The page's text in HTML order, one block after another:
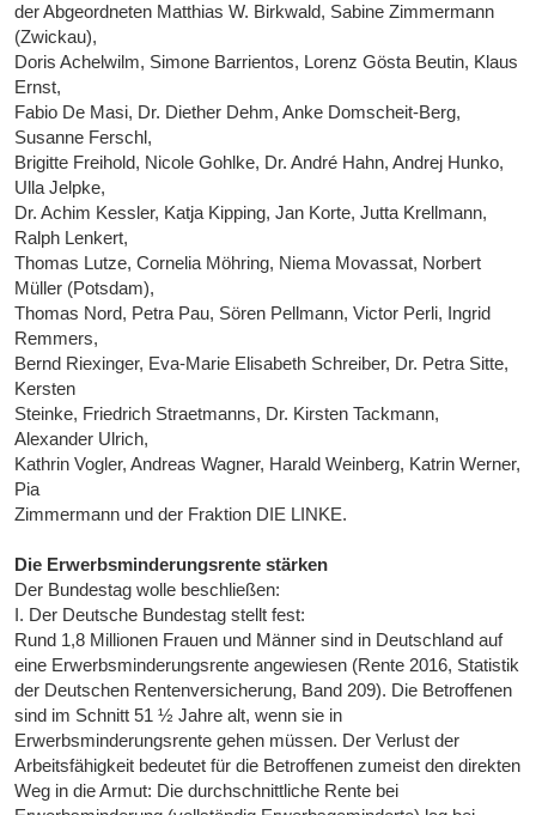
der Abgeordneten Matthias W. Birkwald, Sabine Zimmermann
(Zwickau),
Doris Achelwilm, Simone Barrientos, Lorenz Gösta Beutin, Klaus
Ernst,
Fabio De Masi, Dr. Diether Dehm, Anke Domscheit-Berg,
Susanne Ferschl,
Brigitte Freihold, Nicole Gohlke, Dr. André Hahn, Andrej Hunko,
Ulla Jelpke,
Dr. Achim Kessler, Katja Kipping, Jan Korte, Jutta Krellmann,
Ralph Lenkert,
Thomas Lutze, Cornelia Möhring, Niema Movassat, Norbert
Müller (Potsdam),
Thomas Nord, Petra Pau, Sören Pellmann, Victor Perli, Ingrid
Remmers,
Bernd Riexinger, Eva-Marie Elisabeth Schreiber, Dr. Petra Sitte,
Kersten
Steinke, Friedrich Straetmanns, Dr. Kirsten Tackmann,
Alexander Ulrich,
Kathrin Vogler, Andreas Wagner, Harald Weinberg, Katrin Werner,
Pia
Zimmermann und der Fraktion DIE LINKE.
Die Erwerbsminderungsrente stärken
Der Bundestag wolle beschließen:
I. Der Deutsche Bundestag stellt fest:
Rund 1,8 Millionen Frauen und Männer sind in Deutschland auf
eine Erwerbsminderungsrente angewiesen (Rente 2016, Statistik
der Deutschen Rentenversicherung, Band 209). Die Betroffenen
sind im Schnitt 51 ½ Jahre alt, wenn sie in
Erwerbsminderungsrente gehen müssen. Der Verlust der
Arbeitsfähigkeit bedeutet für die Betroffenen zumeist den direkten
Weg in die Armut: Die durchschnittliche Rente bei